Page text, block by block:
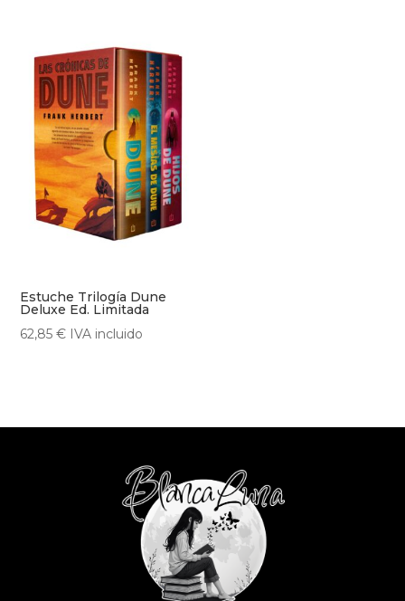
Estuche Trilogía Dune
Deluxe Ed. Limitada
62,85€ IVA incluido